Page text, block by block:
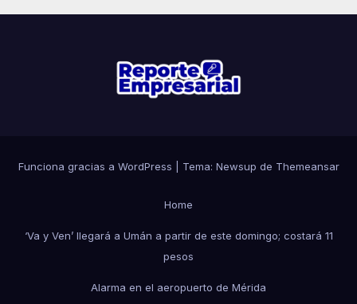
Funciona gracias a WordPress Tema: Newsup de Themeansar
Home
‘Va y Ven’ llegará a Umán a partir de este domingo; costará 11
pesos
Alarma en el aeropuerto de Mérida